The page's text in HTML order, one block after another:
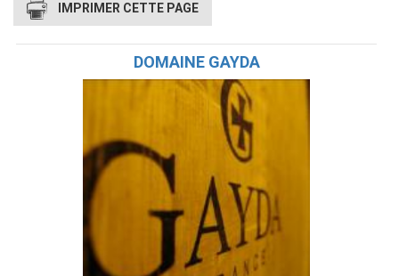
IMPRIMER CETTE PAGE
DOMAINE GAYDA